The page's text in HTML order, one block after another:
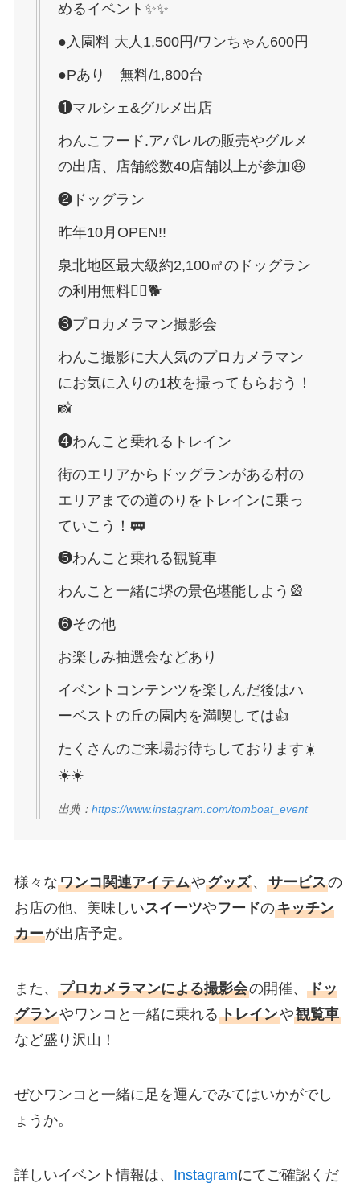
めるイベント✨✨
●入園料 大人1,500円/ワンちゃん600円
●Pあり 無料/1,800台
❶マルシェ&グルメ出店
わんこフード.アパレルの販売やグルメ
の出店、店舗総数40店舗以上が参加😆
❷ドッグラン
昨年10月OPEN!!
泉北地区最大級約2,100㎡のドッグラン
の利用無料🏃‍♂️🐕
❸プロカメラマン撮影会
わんこ撮影に大人気のプロカメラマン
にお気に入りの1枚を撮ってもらおう！
📸
❹わんこと乗れるトレイン
街のエリアからドッグランがある村の
エリアまでの道のりをトレインに乗っ
ていこう！🚃
❺わんこと乗れる観覧車
わんこと一緒に堺の景色堪能しよう🎡
❻その他
お楽しみ抽選会などあり
イベントコンテンツを楽しんだ後はハ
ーベストの丘の園内を満喫しては👍
たくさんのご来場お待ちしております☀️
☀️☀️
出典： https://www.instagram.com/tomboat_event
様々なワンコ関連アイテムやグッズ、 サービスの
お店の他、美味しいスイーツやフードのキッチン
カーが出店予定。
また、 プロカメラマンによる撮影会の開催、 ドッ
グランやワンコと一緒に乗れるトレインや観覧車
など盛り沢山！
ぜひワンコと一緒に足を運んでみてはいかがでし
ょうか。
詳しいイベント情報は、 Instagramにてご確認くだ